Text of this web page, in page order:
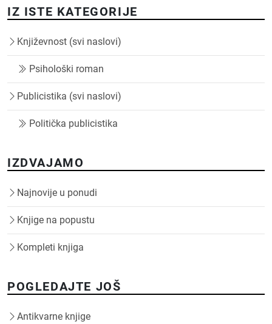
IZ ISTE KATEGORIJE
Književnost (svi naslovi)
Psihološki roman
Publicistika (svi naslovi)
Politička publicistika
IZDVAJAMO
Najnovije u ponudi
Knjige na popustu
Kompleti knjiga
POGLEDAJTE JOŠ
Antikvarne knjige